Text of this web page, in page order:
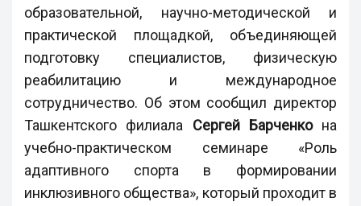
образовательной, научно-методической и
практической площадкой, объединяющей
подготовку специалистов, физическую
реабилитацию и международное
сотрудничество. Об этом сообщил директор
Ташкентского филиала Сергей Барченкона
учебно-практическом семинаре «Роль
адаптивного спорта в формировании
инклюзивного общества», который проходит в